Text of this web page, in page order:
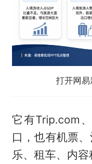
打开网
它有Trip.com
口，也有机票
乐、租车、内容